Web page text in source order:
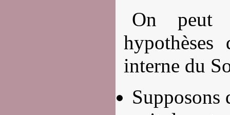
On peut
interne du
Supposons